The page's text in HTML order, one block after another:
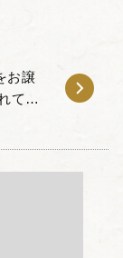
お譲
てい
に